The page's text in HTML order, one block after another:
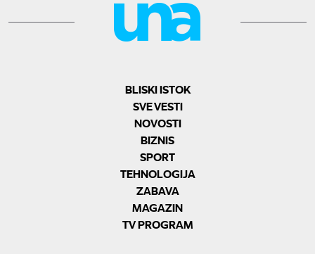
BLISKI ISTOK
SVE VESTI
NOVOSTI
BIZNIS
SPORT
TEHNOLOGIJA
ZABAVA
MAGAZIN
TV PROGRAM